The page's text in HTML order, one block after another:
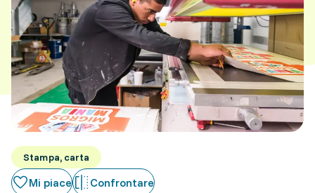
Stampa, carta
Mi piace Confrontare